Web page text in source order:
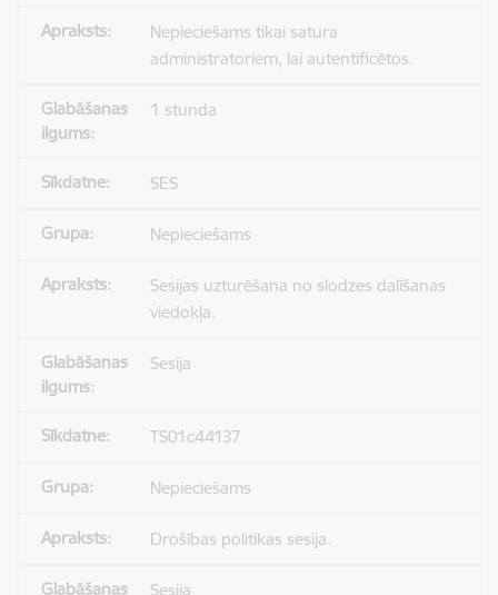
Nepieciešams tikai satura
administratoriem, lai autentificētos.
1 stunda
SES
Nepieciešams
Sesijas uzturēšana no slodzes dalīšanas
viedokļa.
Sesija
TS01c44137
Nepieciešams
Drošības politikas sesija.
Sesija